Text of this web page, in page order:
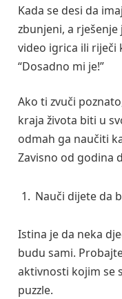
Kada se desi da
zbunjeni, a
video igrica ili riječi
“Dosadno mi je!”
Ako ti zvuči
kraja života biti u
odmah ga naučiti
Zavisno od godina
Nauči dijete da
Istina je da neka
budu sami.
aktivnosti kojim se
puzzle.